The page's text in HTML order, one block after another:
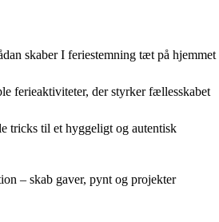
skaber I feriestemning tæt på hjemmet
ferieaktiviteter, der styrker fællesskabet
tricks til et hyggeligt og autentisk
– skab gaver, pynt og projekter